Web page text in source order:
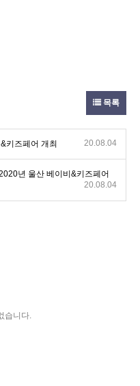
목록
키즈페어 개최 20.08.04
년 울산 베이비&키즈페어
20.08.04
습니다.